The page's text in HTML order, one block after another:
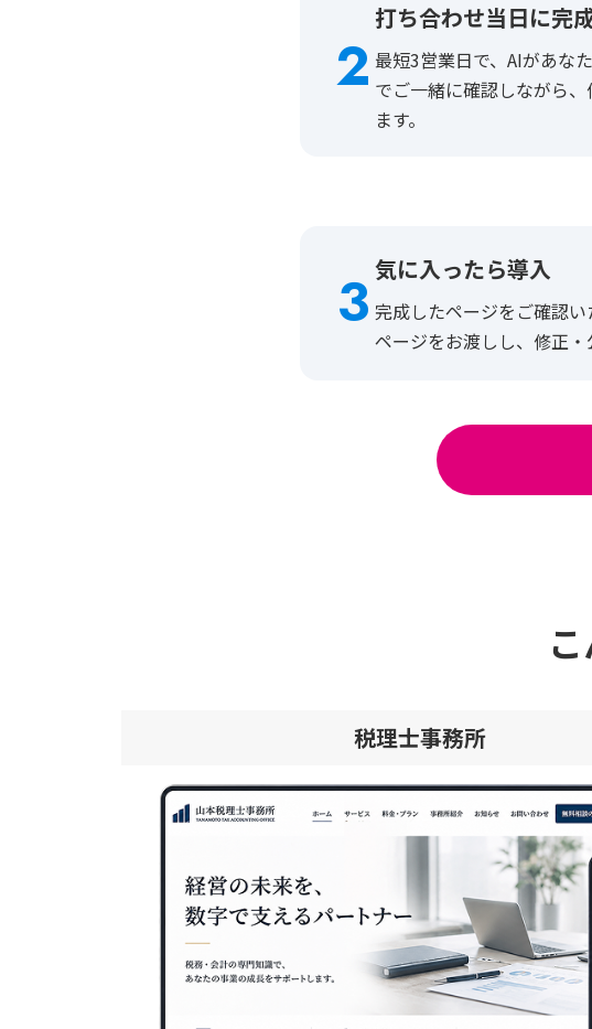
2
打ち合わせ当日に完
最短3営業日で、AIがあな
でご一緒に確認しながら
ます。
3 気に入ったら導入
完成したページをご確認
ページをお渡しし、修正・
税理士事務所